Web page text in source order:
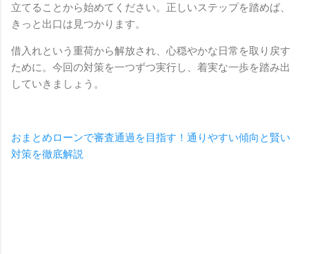
立てることから始めてください。正しいステップを踏めば、
きっと出口は見つかります。
借入れという重荷から解放され、心穏やかな日常を取り戻す
ために。今回の対策を一つずつ実行し、着実な一歩を踏み出
していきましょう。
おまとめローンで審査通過を目指す！通りやすい傾向と賢い
対策を徹底解説